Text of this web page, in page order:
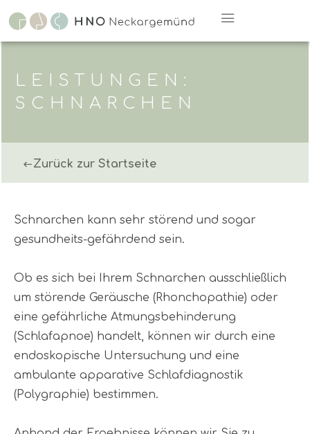
Inhalt
springen
LEISTUNGEN:
SCHNARCHEN
Zurück zur Startseite
Schnarchen kann sehr störend und sogar
gesundheits-gefährdend sein.
Ob es sich bei Ihrem Schnarchen ausschließlich
um störende Geräusche (Rhonchopathie) oder
eine gefährliche Atmungsbehinderung
(Schlafapnoe) handelt, können wir durch eine
endoskopische Untersuchung und eine
ambulante apparative Schlafdiagnostik
(Polygraphie) bestimmen.